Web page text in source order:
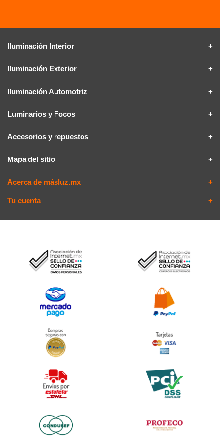
Iluminación Interior
Iluminación Exterior
Iluminación Automotriz
Luminarios y Focos
Accesorios y repuestos
Mapa del sitio
Acerca de másluz.mx
Tu cuenta